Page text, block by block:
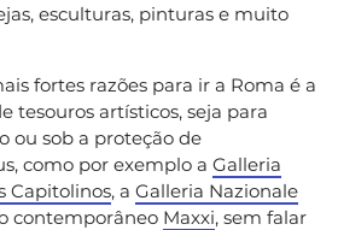
esculturas, pinturas e muito
fortes razões para ir a Roma é a
tesouros artísticos, seja para
ou sob a proteção de
como por exemplo a Galleria
Capitolinos, a Galleria Nazionale
contemporâneo Maxxi, sem falar